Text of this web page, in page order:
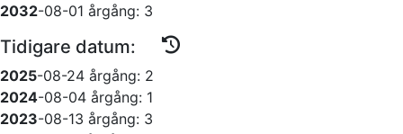
2032-08-01 årgång: 3
Tidigare datum:
2025-08-24 årgång: 2
2024-08-04 årgång: 1
2023-08-13 årgång: 3